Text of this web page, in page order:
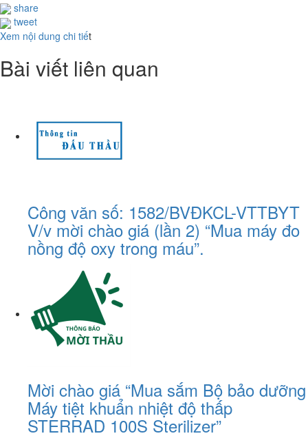
share
tweet
Xem nội dung chi tiết
Bài viết liên quan
Công văn số: 1582/BVĐKCL-VTTBYT
V/v mời chào giá (lần 2) “Mua máy đo
nồng độ oxy trong máu”.
Mời chào giá “Mua sắm Bộ bảo dưỡng
Máy tiệt khuẩn nhiệt độ thấp
STERRAD 100S Sterilizer”